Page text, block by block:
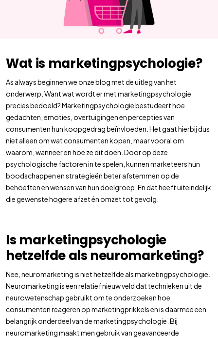
Wat is marketingpsychologie?
As always beginnen we onze blog met de uitleg van het
onderwerp. Want wat wordt er met marketingpsychologie
precies bedoeld? Marketingpsychologie bestudeert hoe
gedachten, emoties, overtuigingen en percepties van
consumenten hun koopgedrag beïnvloeden. Het gaat hierbij dus
niet alleen om wat consumenten kopen, maar vooral om
waarom, wanneer en hoe ze dit doen. Door op deze
psychologische factoren in te spelen, kunnen marketeers hun
boodschappen en strategieën beter afstemmen op de
behoeften en wensen van hun doelgroep. En dat heeft uiteindelijk
die gewenste hogere afzet én omzet tot gevolg.
Is marketingpsychologie
hetzelfde als neuromarketing?
Nee, neuromarketing is niet hetzelfde als marketingpsychologie.
Neuromarketing is een relatief nieuw veld dat technieken uit de
neurowetenschap gebruikt om te onderzoeken hoe
consumenten reageren op marketingprikkels en is daarmee een
belangrijk onderdeel van de marketingpsychologie. Bij
neuromarketing maakt men gebruik van geavanceerde